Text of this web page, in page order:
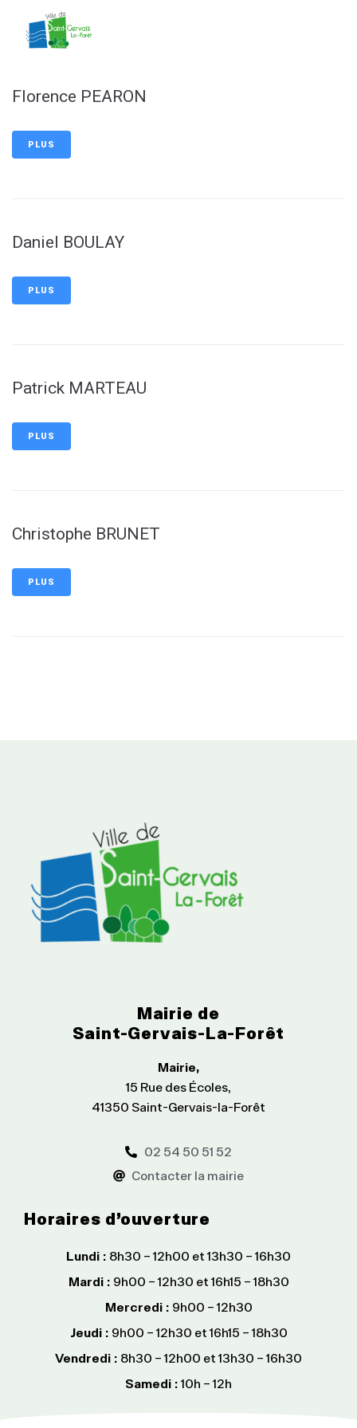
Florence PEARON
PLUS
Daniel BOULAY
PLUS
Patrick MARTEAU
PLUS
Christophe BRUNET
PLUS
Mairie de
Saint-Gervais-La-Forêt
Mairie,
15 Rue des Écoles,
41350 Saint-Gervais-la-Forêt
02 54 50 51 52
Contacter la mairie
Horaires d’ouverture
Lundi : 8h30 – 12h00 et 13h30 – 16h30
Mardi : 9h00 – 12h30 et 16h15 – 18h30
Mercredi : 9h00 – 12h30
Jeudi : 9h00 – 12h30 et 16h15 – 18h30
Vendredi : 8h30 – 12h00 et 13h30 – 16h30
Samedi :10h – 12h